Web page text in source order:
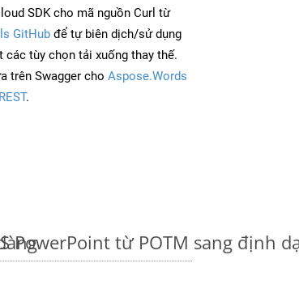
SDK cho mã nguồn Curl từ
GitHub để tự biên dịch/sử dụng
các tùy chọn tải xuống thay thế.
trên Swagger cho Aspose.Words
.
PowerPoint từ POTM sang định